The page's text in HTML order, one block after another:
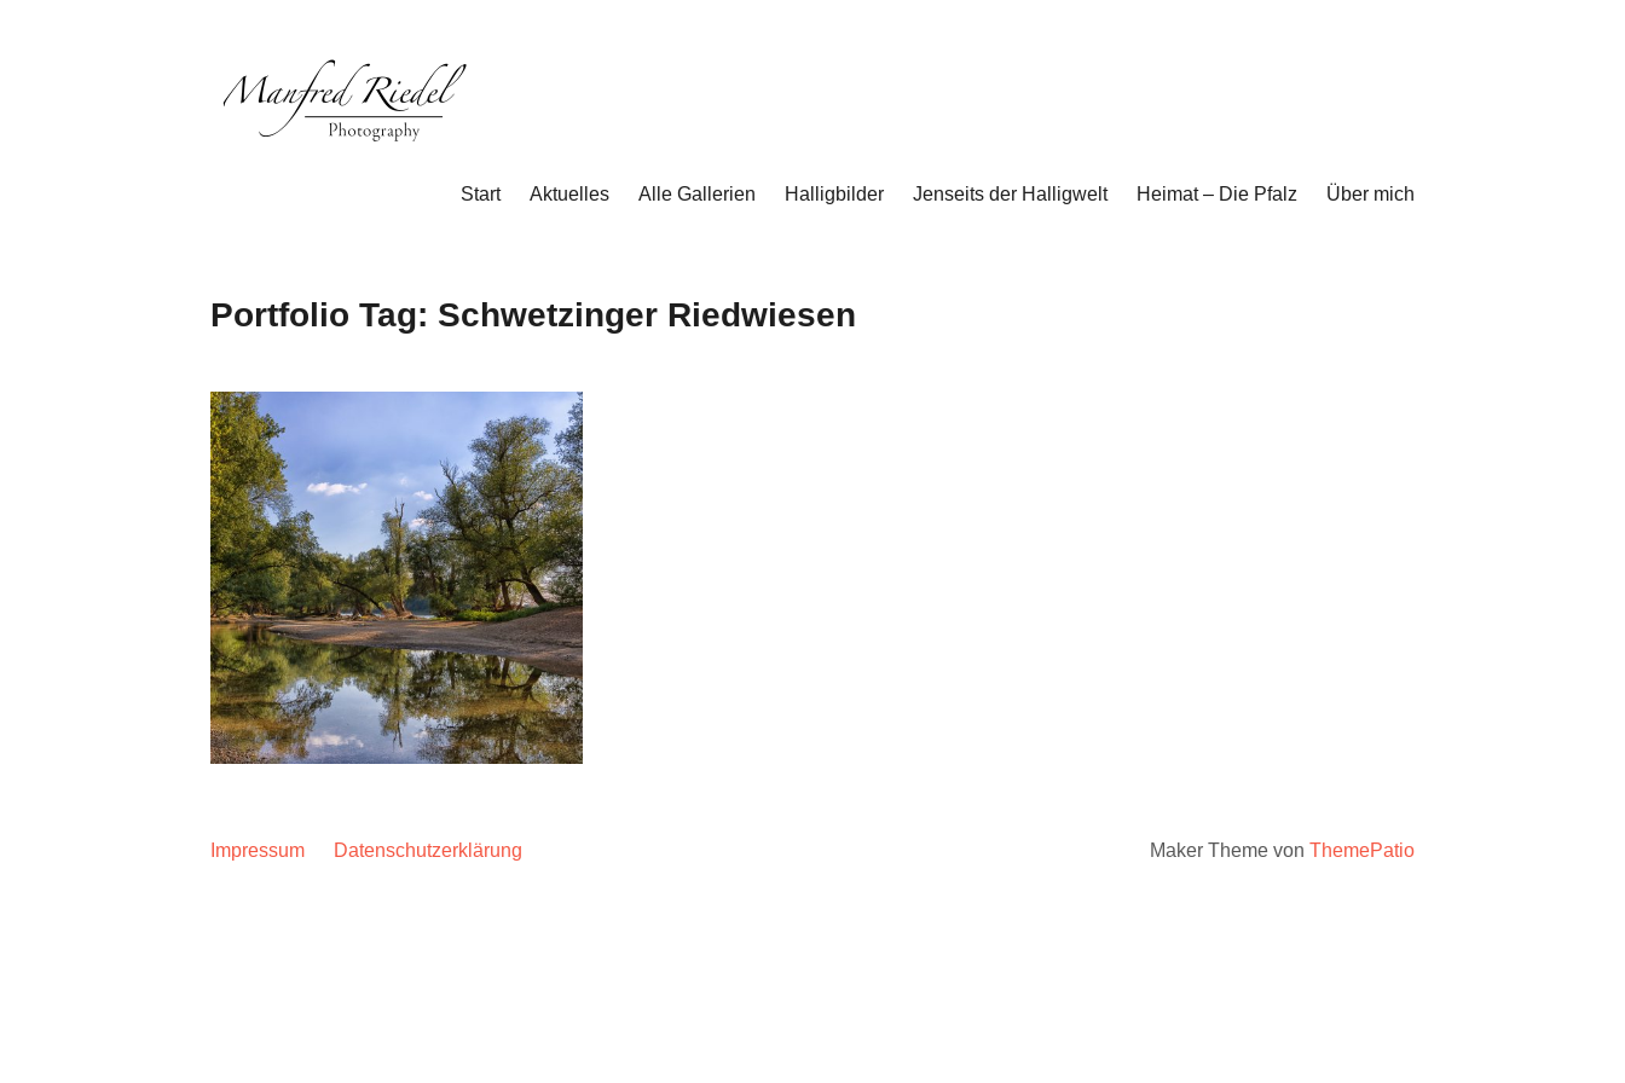
springen
Start Aktuelles Alle Gallerien Halligbilder Jenseits der Halligwelt Heimat – Die Pfalz Über mich
Portfolio Tag: Schwetzinger Riedwiesen
Impressum Datenschutzerklärung Maker Theme von ThemePatio